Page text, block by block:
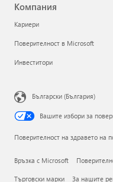
Компания
Кариери
Поверителност в Microsoft
Инвеститори
Български (България)
Вашите избори за
Поверителност на здравето на
Връзка с Microsoft
Търговски марки За нашите